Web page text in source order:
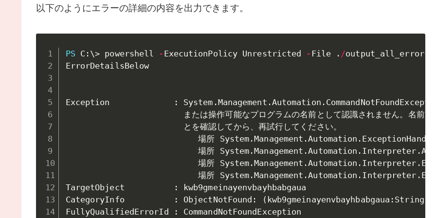
以下のようにエラーの詳細の内容を出力できます。
PS C:\> powershell - ExecutionPolicy Unrestricted - File . /output_all_error.
ErrorDetailsBelow
Exception             : System .Management .Automation .
または操作可能なプログラムの名前として認識されません。名前が
                        とを確認してから、再試行してください。
                           場所 System
.Management .Automation .
                           場所 System
.Management .Automation . Interpreter .
                           場所 System
.Management .Automation . Interpreter .
                           場所 System
.Management .Automation . Interpreter .
TargetObject          : kwb9gmeinayenvbayhbabgaua
CategoryInfo          : ObjectNotFound:
( kwb9gmeinayenvbayhbabgaua:String
FullyQualifiedErrorId : CommandNotFoundException